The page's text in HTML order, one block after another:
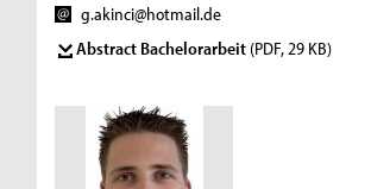
g.akinci@hotmail.de
Abstract Bachelorarbeit (PDF, 29 KB)